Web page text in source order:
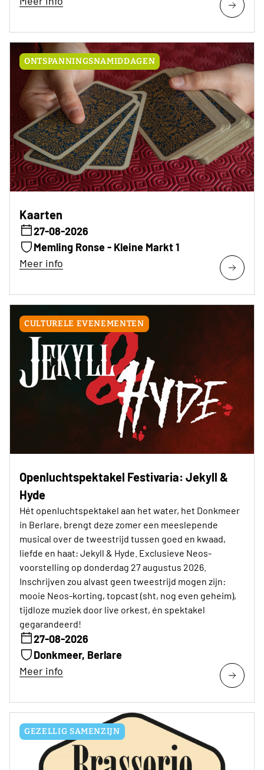
ONTSPANNINGSNAMIDDAGEN
Kaarten
27-08-2026
Memling Ronse - Kleine Markt 1
Meer info
CULTURELE EVENEMENTEN
Openluchtspektakel Festivaria: Jekyll &
Hyde
Hét openluchtspektakel aan het water, het Donkmeer
in Berlare, brengt deze zomer een meeslepende
musical over de tweestrijd tussen goed en kwaad,
liefde en haat: Jekyll & Hyde. Exclusieve Neos-
voorstelling op donderdag 27 augustus 2026.
Inschrijven zou alvast geen tweestrijd mogen zijn:
mooie Neos-korting, topcast (sht, nog even geheim),
tijdloze muziek door live orkest, én spektakel
gegarandeerd!
27-08-2026
Donkmeer, Berlare
Meer info
GEZELLIG SAMENZIJN